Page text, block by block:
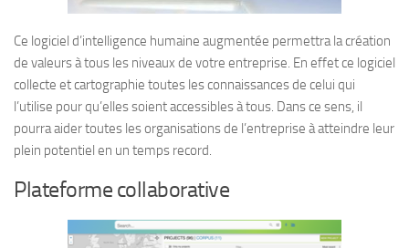
Ce logiciel d’intelligence humaine augmentée permettra la création
de valeurs à tous les niveaux de votre entreprise. En effet ce logiciel
collecte et cartographie toutes les connaissances de celui qui
l’utilise pour qu’elles soient accessibles à tous. Dans ce sens, il
pourra aider toutes les organisations de l’entreprise à atteindre leur
plein potentiel en un temps record.
Plateforme collaborative